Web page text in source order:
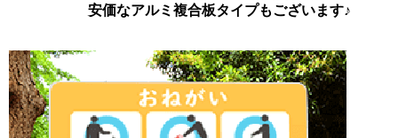
安価なアルミ複合板タイプもございます♪